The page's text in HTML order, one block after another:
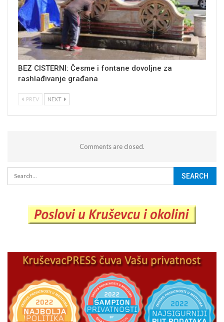
BEZ CISTERNI: Česme i fontane dovoljne za
rashlađivanje građana
PREV NEXT
Comments are closed.